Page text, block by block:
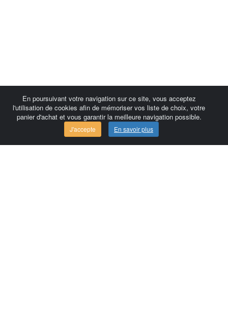
En poursuivant votre navigation sur ce site, vous acceptez
l'utilisation de cookies afin de mémoriser vos liste de choix, votre
panier d'achat et vous garantir la meilleure navigation possible.
J'accepte En savoir plus